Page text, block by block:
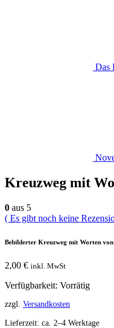
Das
Kreuzweg mit
0 aus 5
( Es gibt noch keine
Bebilderter Kreuzweg mit Worten
2,00 € inkl. MwSt
Verfügbarkeit: Vorrätig
zzgl. Versandkosten
Lieferzeit: ca. 2–4 Werktage